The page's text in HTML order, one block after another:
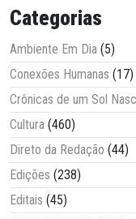
Categorias
Ambiente Em Dia (5)
Conexões Humanas (17)
Crônicas de um Sol
Cultura (460)
Direto da Redação (44)
Edições (238)
Editais (45)